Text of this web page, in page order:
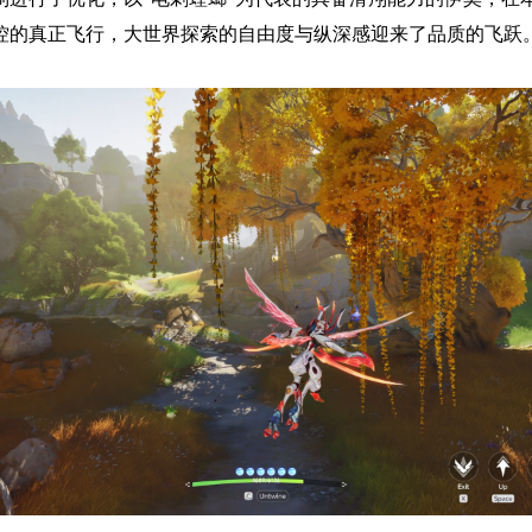
的真正飞行，大世界探索的自由度与纵深感迎来了品质的飞跃